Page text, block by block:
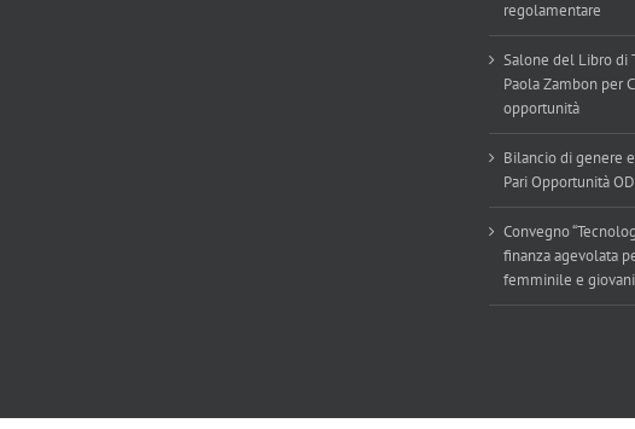
regolamentare
Salone del Libro di
Paola Zambon per
opportunità
Bilancio di genere
Pari Opportunità
Convegno
finanza agevolata
femminile e